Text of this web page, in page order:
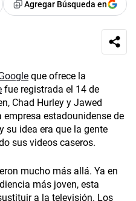
Agregar Búsqueda en
que ofrece la
fue registrada el 14 de
Chad Hurley y Jawed
empresa estadounidense de
su idea era que la gente
sus videos caseros.
mucho más allá. Ya en
más joven, esta
a la televisión. Los